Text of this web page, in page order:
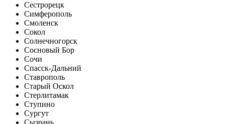
Сестрорецк
Симферополь
Смоленск
Сокол
Солнечногорск
Сосновый Бор
Сочи
Спасск-Дальний
Ставрополь
Старый Оскол
Стерлитамак
Ступино
Сургут